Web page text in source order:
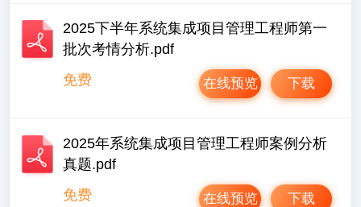
2025下半年系统集成项目管理工程师第一
批次考情分析.pdf
免费
下载
在线预览
2025年系统集成项目管理工程师案例分析
真题.pdf
免费
下载
在线预览